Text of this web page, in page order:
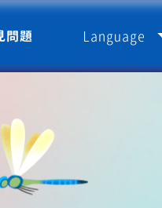
問題 Language